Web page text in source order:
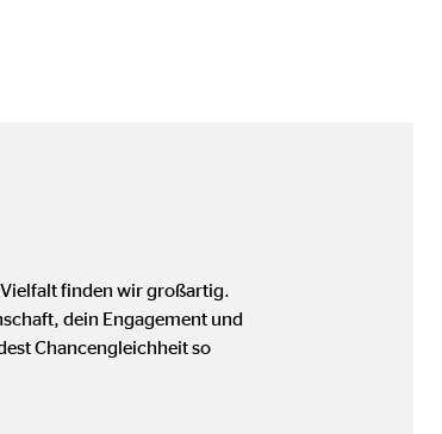
finden wir großartig.
dein Engagement und
Chancengleichheit so